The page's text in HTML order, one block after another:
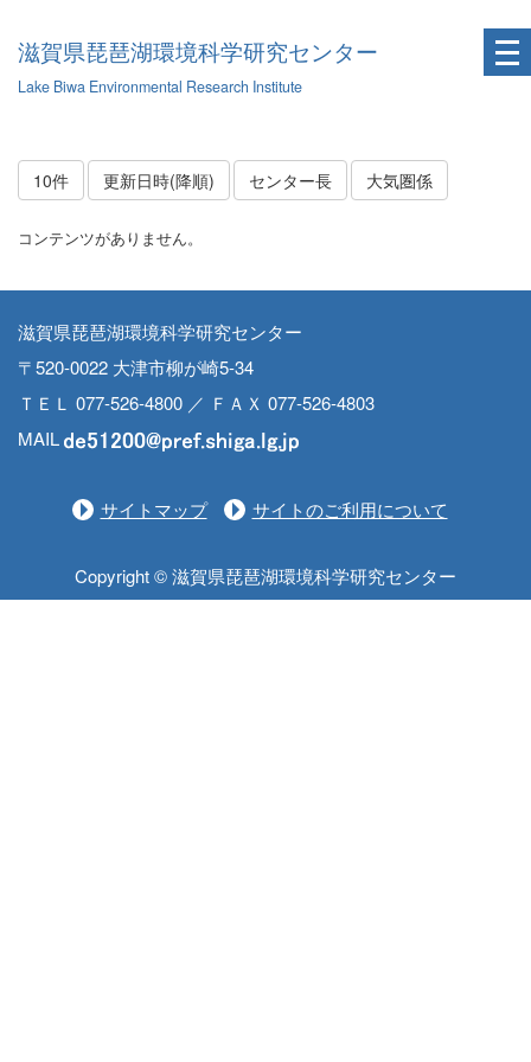
滋賀県琵琶湖環境科学研究センター
Lake Biwa Environmental Research Institute
10件 更新日時(降順) センター長 大気圏係
コンテンツがありません。
滋賀県琵琶湖環境科学研究センター
〒520-0022 大津市柳が崎5-34
ＴＥＬ 077-526-4800 ／ ＦＡＸ 077-526-4803
MAIL
サイトマップ サイトのご利用について
Copyright © 滋賀県琵琶湖環境科学研究センター